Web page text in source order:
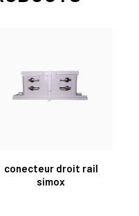
conecteur droit rail
simox